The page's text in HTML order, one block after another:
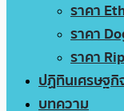
ราคา
ราคา
ราคา
ปฏิทินเศรษฐกิ
บทความ